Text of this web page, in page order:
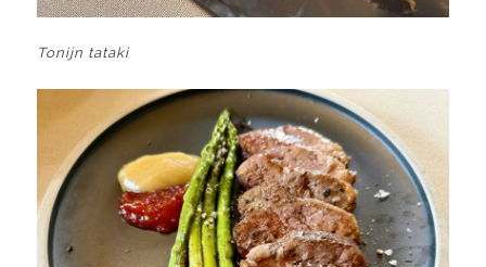
Tonijn tataki